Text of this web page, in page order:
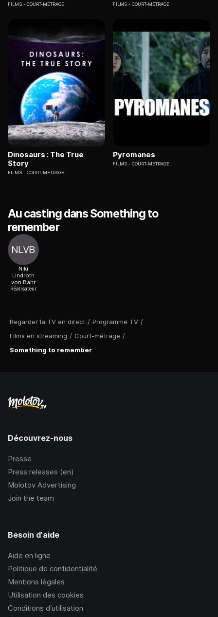
Regarder la TV en direct / Programme TV /
Films en streaming / Court-métrage /
Something to remember
FILMS COURT-MÉTRAGE FILMS COURT-MÉTRAGE
Dinosaurs : The True
Story
FILMS COURT-MÉTRAGE
Pyromanes
FILMS COURT-MÉTRAGE
Au casting dans Something to
remember
Niki
Lindroth
von Bahr
Réalisateur
Découvrez-nous
Presse
Press releases (en)
Molotov Advertising
Join the team
Besoin d'aide
Aide en ligne
Politique de confidentialité
Mentions légales
Utilisation des cookies
Conditions d’utilisation